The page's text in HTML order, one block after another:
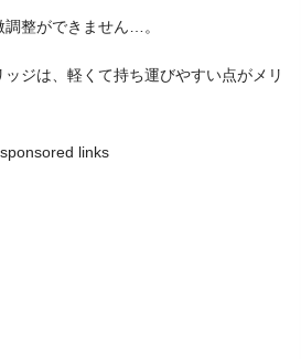
整ができません…。
ジは、軽くて持ち運びやすい点がメリ
sponsored links